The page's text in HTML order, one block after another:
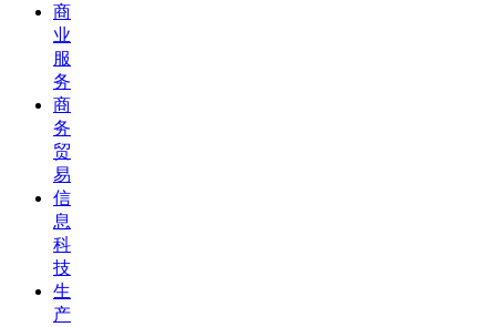
商
业
服
务
商
务
贸
易
信
息
科
技
生
产